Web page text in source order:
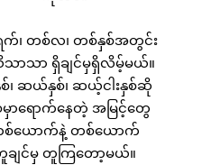
၊ တစ်လ၊ တစ်နှစ်အတွင်း
ာသာ ရှိချင်မှရှိလိမ့်မယ်။
စ်၊ ဆယ်နှစ်၊ ဆယ့်ငါးနှစ်ဆို
ာရောက်နေတဲ့ အမြင့်တွေ
ယောက်နဲ့ တစ်ယောက်
ချင်မှ တူကြတော့မယ်။